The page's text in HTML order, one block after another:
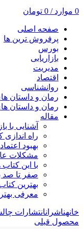
0 موارد /
0 تومان
صفحه اصلی
پرفروش ترین ها
بورس
بازاریابی
مدیریت
اقتصاد
روانشناسی
رمان و داستان
رمان و داستان
مقاله
آشنایی با
راه
بهبود
مشکلات
با این
صفر تا صد
بهترین
معرفی
خانهناشرانانتشارات
محصول قبلی